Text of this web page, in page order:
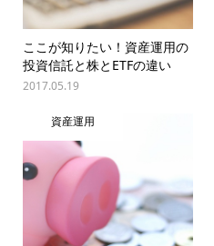
ここが知りたい！資産運用の
投資信託と株とETFの違い
2017.05.19
資産運用